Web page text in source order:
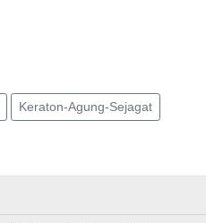
Keraton-Agung-Sejagat